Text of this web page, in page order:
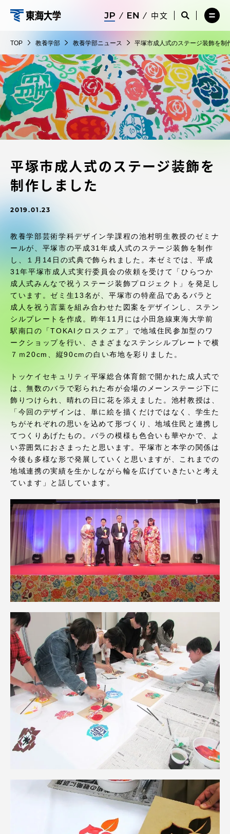
ツ
に
ス
キ
ッ
プ
養
学
部
中文
サ
検
索
を
開
く
サ
イ
索
を
閉
じ
る
メ
ー
を
開
く
TOP 教養学部 教養学部ニュース 平塚市成人式のステージ装飾を制
平塚市成人式のステージ装飾を
制作しました
2019.01.23
教養学部芸術学科デザイン学課程の池村明生教授のゼミナ
ールが、平塚市の平成31年成人式のステージ装飾を制作
し、１月14日の式典で飾られました。本ゼミでは、平成
31年平塚市成人式実行委員会の依頼を受けて「ひらつか
成人式みんなで祝うステージ装飾プロジェクト」を発足し
ています。ゼミ生13名が、平塚市の特産品であるバラと
成人を祝う言葉を組み合わせた図案をデザインし、ステン
シルプレートを作成。昨年11月には小田急線東海大学前
駅南口の「TOKAIクロスクエア」で地域住民参加型のワ
ークショップを行い、さまざまなステンシルプレートで横
７ｍ20cm、縦90cmの白い布地を彩りました。
トッケイセキュリティ平塚総合体育館で開かれた成人式で
は、無数のバラで彩られた布が会場のメーンステージ下に
飾りつけられ、晴れの日に花を添えました。池村教授は、
「今回のデザインは、単に絵を描くだけではなく、学生た
ちがそれぞれの思いを込めて形づくり、地域住民と連携し
てつくりあげたもの。バラの模様も色合いも華やかで、よ
い雰囲気におさまったと思います。平塚市と本学の関係は
今後も多様な形で発展していくと思いますが、これまでの
地域連携の実績を生かしながら輪を広げていきたいと考え
ています」と話しています。
メ
ニ
を
閉
じ
る
在学生・保護者向けポータル（TIPS）
受験・入学案内
教員・研究者ガイド
大学の概要
受験・入学案内
学生生活
グローバルネットワーク
学外連携
学園ネットワーク
各種情報・お問い合わせ
アクセス情報
品川キャンパス 湘南キャンパス
伊勢原キャンパス 静岡キャンパス
熊本キャンパス
阿蘇くまもと
臨空キャンパス
札幌キャンパス
TOKAIスポーツ
卒業にあたってのアンケート